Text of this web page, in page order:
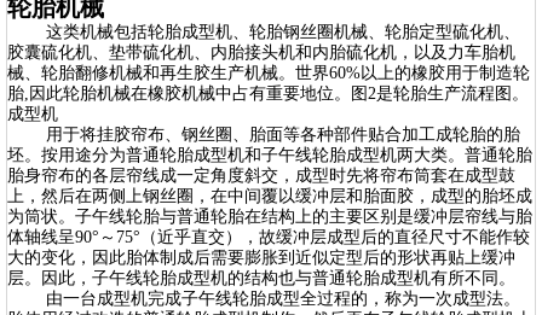
轮胎机械
这类机械包括轮胎成型机、轮胎钢丝圈机械、轮胎定型硫化机、
胶囊硫化机、垫带硫化机、内胎接头机和内胎硫化机，以及力车胎机
械、轮胎翻修机械和再生胶生产机械。世界60%以上的橡胶用于制造轮
胎,因此轮胎机械在橡胶机械中占有重要地位。图2是轮胎生产流程图。
成型机
用于将挂胶帘布、钢丝圈、胎面等各种部件贴合加工成轮胎的胎
坯。按用途分为普通轮胎成型机和子午线轮胎成型机两大类。普通轮胎
胎身帘布的各层帘线成一定角度斜交，成型时先将帘布筒套在成型鼓
上，然后在两侧上钢丝圈，在中间覆以缓冲层和胎面胶，成型的胎坯成
为筒状。子午线轮胎与普通轮胎在结构上的主要区别是缓冲层帘线与胎
体轴线呈90°～75°（近乎直交），故缓冲层成型后的直径尺寸不能作较
大的变化，因此胎体制成后需要膨胀到近似定型后的形状再贴上缓冲
层。因此，子午线轮胎成型机的结构也与普通轮胎成型机有所不同。
由一台成型机完成子午线轮胎成型全过程的，称为一次成型法。